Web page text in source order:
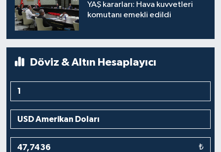
YAŞ kararları: Hava kuvvetleri
komutanı emekli edildi
Döviz & Altın Hesaplayıcı
₺